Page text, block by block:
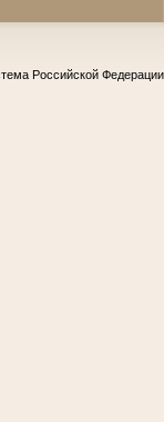
Российской